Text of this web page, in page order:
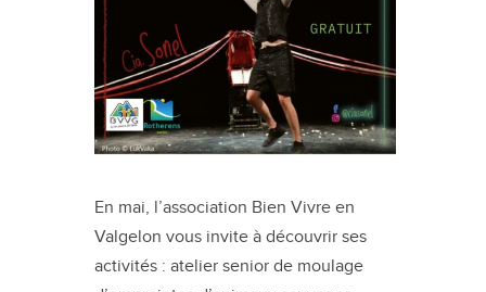
En mai, l’association Bien Vivre en
Valgelon vous invite à découvrir ses
activités : atelier senior de moulage